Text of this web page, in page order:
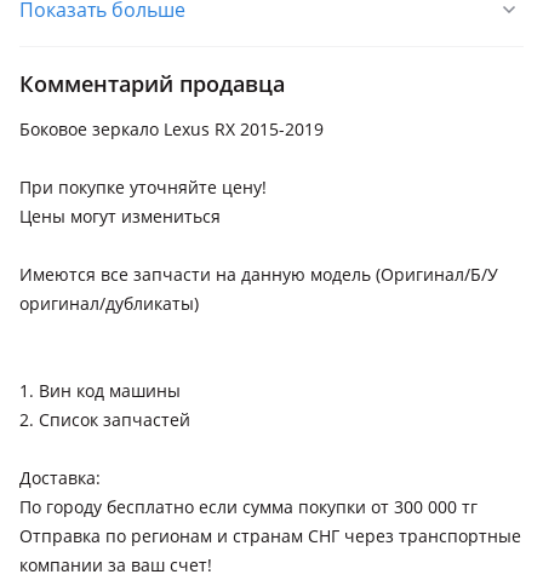
Lexus RX 200t
поколение (L2)
Показать больше
Комментарий продавца
Боковое зеркало Lexus RX 2015-2019
При покупке уточняйте цену!
Цены могут измениться
Имеются все запчасти на данную модель (Оригинал/Б/У
оригинал/дубликаты)
1. Вин код машины
2. Список запчастей
Доставка:
По городу бесплатно если сумма покупки от 300 000 тг
Отправка по регионам и странам СНГ через транспортные
компании за ваш счет!